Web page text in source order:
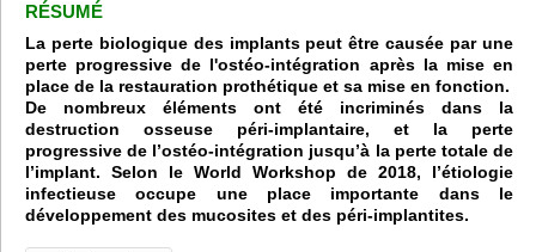
RÉSUMÉ
La perte biologique des implants peut être causée par une
perte progressive de l'ostéo-intégration après la mise en
place de la restauration prothétique et sa mise en fonction.
De nombreux éléments ont été incriminés dans la
destruction osseuse péri-implantaire, et la perte
progressive de l’ostéo-intégration jusqu’à la perte totale de
l’implant. Selon le World Workshop de 2018, l’étiologie
infectieuse occupe une place importante dans le
développement des mucosites et des péri-implantites.